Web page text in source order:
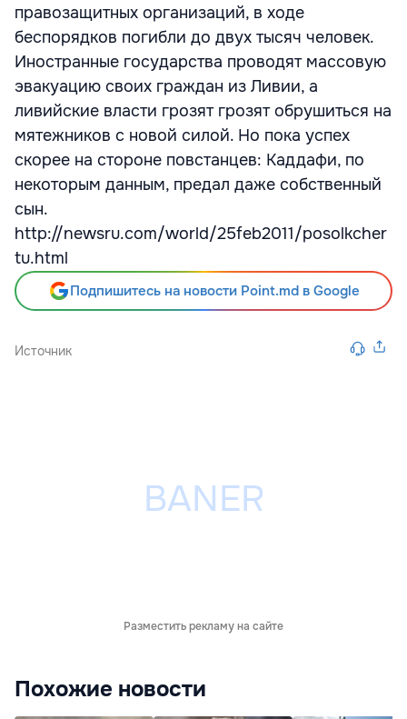
правозащитных организаций, в ходе
беспорядков погибли до двух тысяч человек.
Иностранные государства проводят массовую
эвакуацию своих граждан из Ливии, а
ливийские власти грозят грозят обрушиться на
мятежников с новой силой. Но пока успех
скорее на стороне повстанцев: Каддафи, по
некоторым данным, предал даже собственный
сын.
http://newsru.com/world/25feb2011/posolkcher
tu.html
Подпишитесь на новости Point.md в Google
Источник
Разместить рекламу на сайте
Похожие новости